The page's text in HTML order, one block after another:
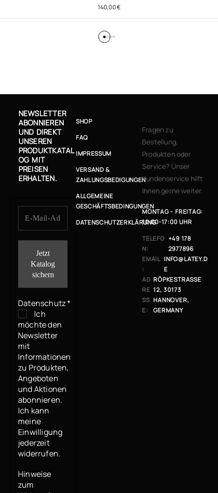
140,00€
NEWSLETTER
ABONNIEREN
UND DIREKT
UNSEREN
PRODUKTKATAL
OG MIT
PREISEN
ERHALTEN.
Datenschutz*
Ich
möchte den
Newsletter
mit
Informationen
zu Produkten,
Angeboten
und Aktionen
abonnieren.
Ich kann
meine
Einwilligung
jederzeit
widerrufen.
Hinweise
zum
SHOP
FAQ
IMPRESSUM
VERSAND &
ZAHLUNGSBEDIGUNGEN
ALLGEMEINE
GESCHÄFTSBEDINGUNGEN
DATENSCHUTZERKLÄRUNG
Fragen zu
Bestellung,
Produkten oder
Service? Unser
Kundenservice hilft
Ihnen gerne weiter.
MONTAG - FREITAG:
10:00-17:00 UHR
TELEFO
N:
+49 178
2977896
EMAIL
:
INFO@LATEY.D
E
AD
RE
SS
E:
RÖPKESTRASSE 1
2, 30173 H
ANNOVER, G
ERMANY